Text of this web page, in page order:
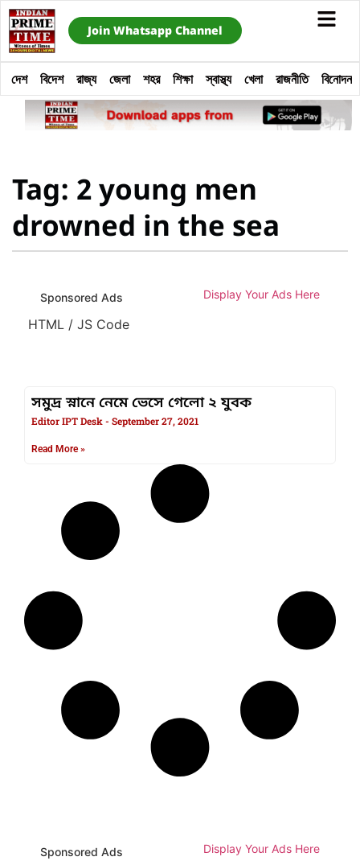
Join Whatsapp Channel
দেশ বিদেশ রাজ্য জেলা শহর শিক্ষা স্বাস্থ্য খেলা রাজনীতি বিনোদন
Tag: 2 young men
drowned in the sea
Sponsored Ads Display Your Ads Here
HTML / JS Code
সমুদ্র স্নানে নেমে ভেসে গেলো ২ যুবক
Editor IPT Desk September 27, 2021
Read More »
Sponsored Ads Display Your Ads Here